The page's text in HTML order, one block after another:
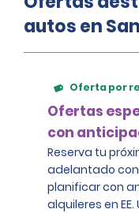
autos en
Oferta por
Ofertas
con
Reserva tu
adelantado
planificar con
alquileres en EE.